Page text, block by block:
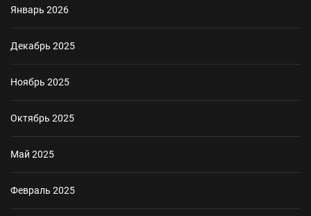
Январь 2026
Декабрь 2025
Ноябрь 2025
Октябрь 2025
Май 2025
Февраль 2025